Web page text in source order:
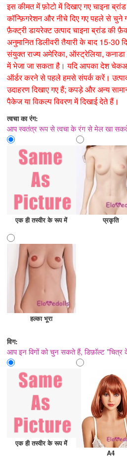
इस कीमत में फ़ोटो में दिखाए गए चाइना
कॉन्फ़िगरेशन और नीचे दिए गए पहले से चुने
फ़ैक्ट्री डायरेक्ट उत्पाद चाइना ब्रांड की
अनुमानित डिलीवरी तैयारी के बाद 15-30
संयुक्त राज्य अमेरिका, ऑस्ट्रेलिया,
में भेजा जा सकता है। यदि आपका देश
ऑर्डर करने से पहले हमसे संपर्क करें।
उदाहरण दिखाए गए हैं; कपड़े और अन्य
पैकेज या विकल्प विवरण में दिखाई देते हैं।
त्वचा का रंग:
आप स्वतंत्र रूप से त्वचा के रंग से मेल खा
एक ही तस्वीर के रूप में प्रकृति
हल्का भूरा
विग:
आप इन विगों को चुन सकते हैं, डिफ़ॉल्ट "चित्र
एक ही तस्वीर के रूप में
A4